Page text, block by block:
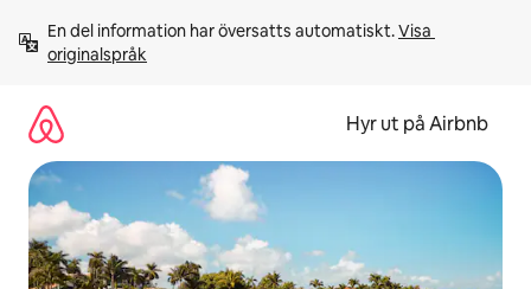
innehåll
En del information har översatts automatiskt. Visa
originalspråk
Hyr ut på Airbnb